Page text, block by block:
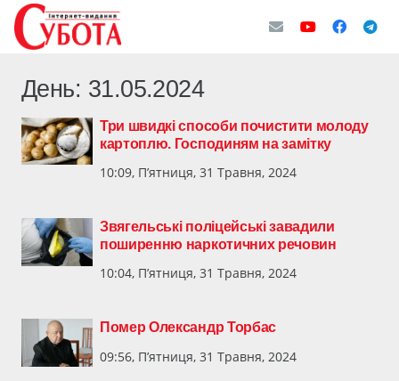
День: 31.05.2024
Три швидкі способи почистити молоду
картоплю. Господиням на замітку
10:09, П’ятниця, 31 Травня, 2024
Звягельські поліцейські завадили
поширенню наркотичних речовин
10:04, П’ятниця, 31 Травня, 2024
Помер Олександр Торбас
09:56, П’ятниця, 31 Травня, 2024